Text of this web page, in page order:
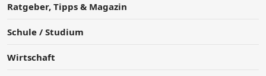
Ratgeber, Tipps & Magazin
Schule / Studium
Wirtschaft